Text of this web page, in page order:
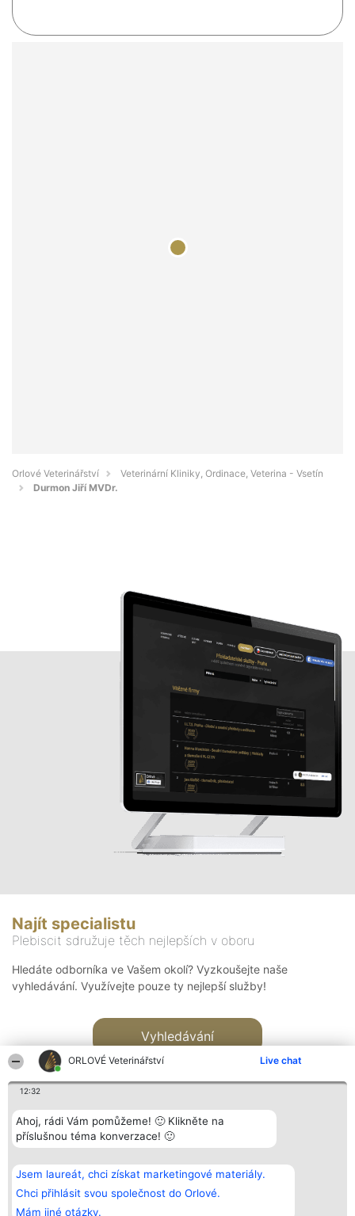
ORLOVÉ Veterinářství Live chat
12:32
Ahoj, rádi Vám pomůžeme! 🙂 Klikněte na
příslušnou téma konverzace! 🙂
Jsem laureát, chci získat marketingové materiály.
Chci přihlásit svou společnost do Orlové.
Mám jiné otázky.
Orlové Veterinářství
Veterinární Kliniky, Ordinace, Veterina - Vsetín
Durmon Jiří MVDr.
Najít specialistu
Plebiscit sdružuje těch nejlepších v oboru
Hledáte odborníka ve Vašem okolí? Vyzkoušejte naše
vyhledávání. Využívejte pouze ty nejlepší služby!
Vyhledávání
Bright Side Solutions sp. z o.
o. sp. k.
ul. Ruska 22
Wrocław 50-079
KRS 0000749100 | Regon
Vítězové
Seznam všech
laureátů
Zásady
Kontakt